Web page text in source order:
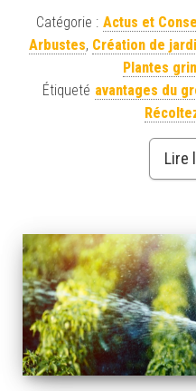
Catégorie : Actus et
Arbustes, Création de
Plantes
Étiqueté avantages du
Lire